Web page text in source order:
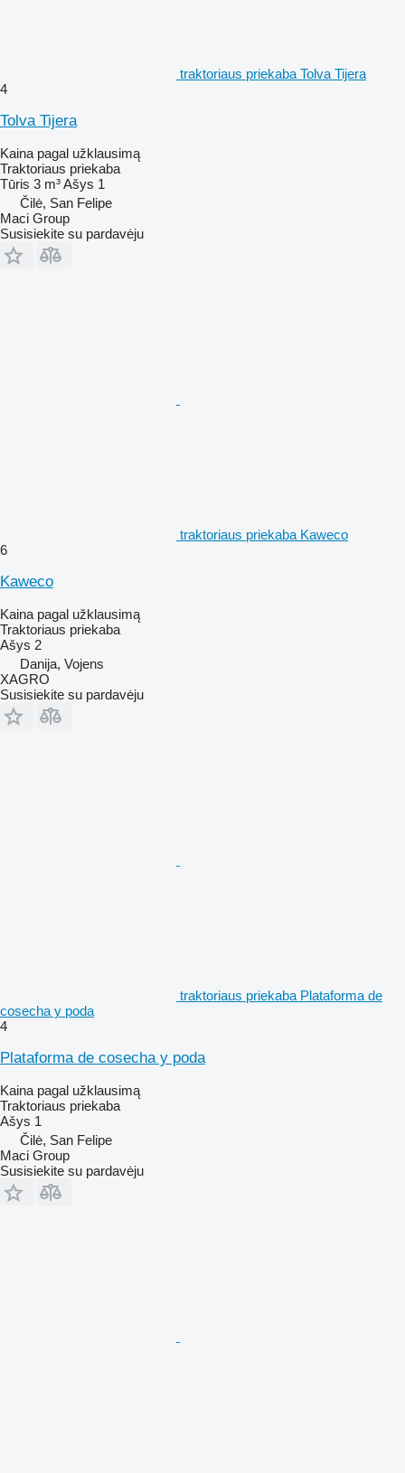
traktoriaus priekaba Tolva Tijera
4
Tolva Tijera
Kaina pagal užklausimą
Traktoriaus priekaba
Tūris 3 m³Ašys 1
Čilė, San Felipe
Maci Group
Susisiekite su pardavėju
traktoriaus priekaba Kaweco
6
Kaweco
Kaina pagal užklausimą
Traktoriaus priekaba
Ašys 2
Danija, Vojens
XAGRO
Susisiekite su pardavėju
traktoriaus priekaba Plataforma de
cosecha y poda
4
Plataforma de cosecha y poda
Kaina pagal užklausimą
Traktoriaus priekaba
Ašys 1
Čilė, San Felipe
Maci Group
Susisiekite su pardavėju